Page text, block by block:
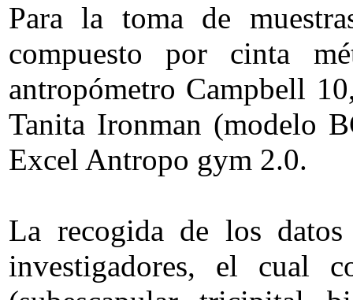
Para la toma de
compuesto por cinta
antropómetro Campbell
Tanita Ironman (modelo
Excel Antropo gym 2.0.
La recogida de los
investigadores, el cual